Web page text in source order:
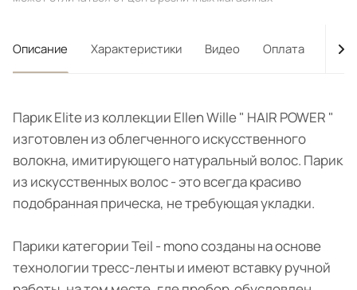
Описание Характеристики Видео Оплата
Парик Elite из коллекции Ellen Wille " HAIR POWER "
изготовлен из облегченного искусственного
волокна, имитирующего натуральный волос. Парик
из искусственных волос - это всегда красиво
подобранная прическа, не требующая укладки.
Парики категории Teil - mono созданы на основе
технологии тресс-ленты и имеют вставку ручной